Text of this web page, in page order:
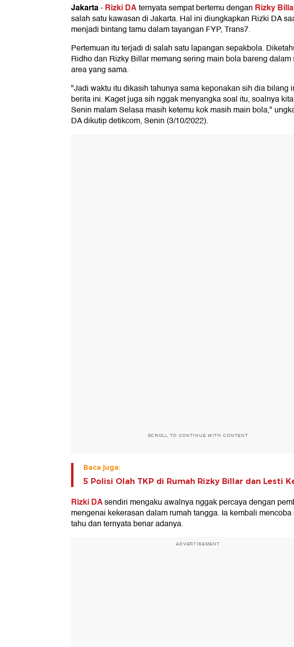
Jakarta-Rizki DAternyata sempat bertemu dengan Rizky
salah satu kawasan di Jakarta. Hal ini diungkapkan Rizki DA
menjadi bintang tamu dalam tayangan FYP, Trans7.
Pertemuan itu terjadi di salah satu lapangan sepakbola.
Ridho dan Rizky Billar memang sering main bola bareng dalam
area yang sama.
"Jadi waktu itu dikasih tahunya sama keponakan sih dia bilang
berita ini. Kaget juga sih nggak menyangka soal itu, soalnya
Senin malam Selasa masih ketemu kok masih main bola,"
DA dikutip detikcom, Senin (3/10/2022).
SCROLL TO CONTINUE WITH CONTENT
Baca juga:
5 Polisi Olah TKP di Rumah Rizky Billar dan Lesti
Rizki DAsendiri mengaku awalnya nggak percaya dengan
mengenai kekerasan dalam rumah tangga. Ia kembali mencoba
tahu dan ternyata benar adanya.
ADVERTISEMENT